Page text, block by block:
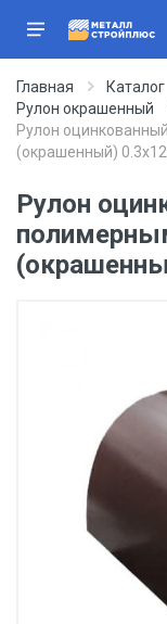
Главная Каталог
Рулон окрашенный
Рулон
(окрашенный)
Рулон